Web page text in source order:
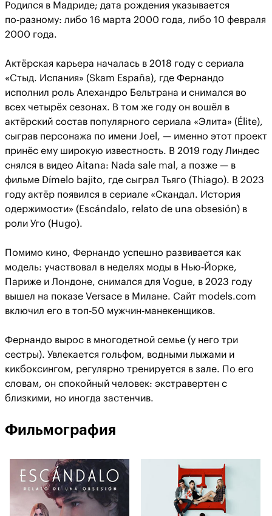
Родился в Мадриде; дата рождения указывается
по‑разному: либо 16 марта 2000 года, либо 10 февраля
2000 года.
Актёрская карьера началась в 2018 году с сериала
«Стыд. Испания» (Skam España), где Фернандо
исполнил роль Алехандро Бельтрана и снимался во
всех четырёх сезонах. В том же году он вошёл в
актёрский состав популярного сериала «Элита» (Élite),
сыграв персонажа по имени Joel, — именно этот проект
принёс ему широкую известность. В 2019 году Линдес
снялся в видео Aitana: Nada sale mal, а позже — в
фильме Dímelo bajito, где сыграл Тьяго (Thiago). В 2023
году актёр появился в сериале «Скандал. История
одержимости» (Escándalo, relato de una obsesión) в
роли Уго (Hugo).
Помимо кино, Фернандо успешно развивается как
модель: участвовал в неделях моды в Нью‑Йорке,
Париже и Лондоне, снимался для Vogue, в 2023 году
вышел на показе Versace в Милане. Сайт models.com
включил его в топ‑50 мужчин‑манекенщиков.
Фернандо вырос в многодетной семье (у него три
сестры). Увлекается гольфом, водными лыжами и
кикбоксингом, регулярно тренируется в зале. По его
словам, он спокойный человек: экстравертен с
близкими, но иногда застенчив.
Фильмография